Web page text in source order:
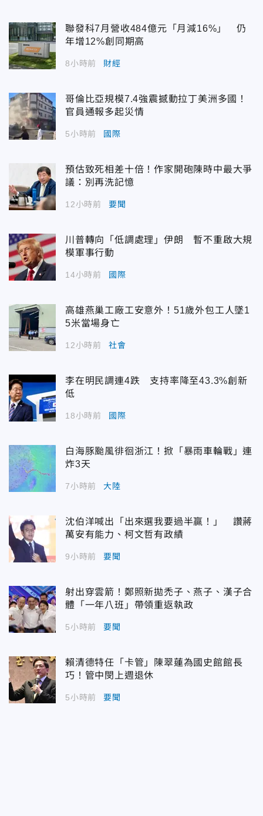
聯發科7月營收484億元「月減16%」 仍
年增12%創同期高
8小時前 財經
哥倫比亞規模7.4強震撼動拉丁美洲多國！
官員通報多起災情
5小時前 國際
預估致死相差十倍！作家開砲陳時中最大爭
議：別再洗記憶
12小時前 要聞
川普轉向「低調處理」伊朗 暫不重啟大規
模軍事行動
14小時前 國際
高雄燕巢工廠工安意外！51歲外包工人墜1
5米當場身亡
12小時前 社會
李在明民調連4跌 支持率降至43.3%創新
低
18小時前 國際
白海豚颱風徘徊浙江！掀「暴雨車輪戰」連
炸3天
7小時前 大陸
沈伯洋喊出「出來選我要過半贏！」 讚蔣
萬安有能力、柯文哲有政績
9小時前 要聞
射出穿雲箭！鄭照新拋禿子、燕子、漢子合
體「一年八班」帶領重返執政
5小時前 要聞
賴清德特任「卡管」陳翠蓮為國史館館長
巧！管中閔上週退休
5小時前 要聞